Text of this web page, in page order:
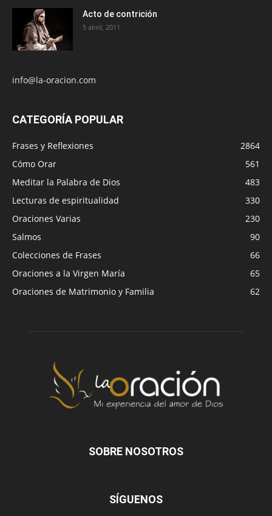
Acto de contrición
5 abril, 2011
info@la-oracion.com
CATEGORÍA POPULAR
Frases y Reflexiones
2864
Cómo Orar
561
Meditar la Palabra de Dios
483
Lecturas de espiritualidad
330
Oraciones Varias
230
Salmos
90
Colecciones de Frases
66
Oraciones a la Virgen María
65
Oraciones de Matrimonio y Familia
62
SOBRE NOSOTROS
SÍGUENOS